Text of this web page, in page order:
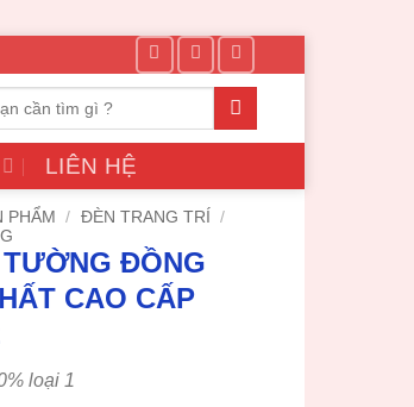
LIÊN HỆ
PHẨM / ĐÈN TRANG TRÍ /
ĐỒNG
CAO CẤP
loại 1